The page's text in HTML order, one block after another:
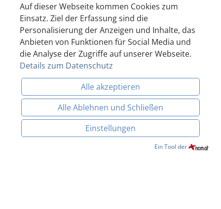
BUCHEN & ANFRAGEN
Datenschutzerklärung Impressum
Auf dieser Webseite kommen Cookies zum
Einsatz. Ziel der Erfassung sind die
Personalisierung der Anzeigen und Inhalte, das
Anbieten von Funktionen für Social Media und
die Analyse der Zugriffe auf unserer Webseite.
Details zum Datenschutz
Alle akzeptieren
Alle Ablehnen und Schließen
Einstellungen
Ein Tool der